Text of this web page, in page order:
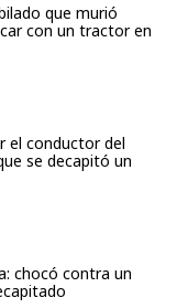
que murió
con un tractor en
el conductor del
se decapitó un
chocó contra un